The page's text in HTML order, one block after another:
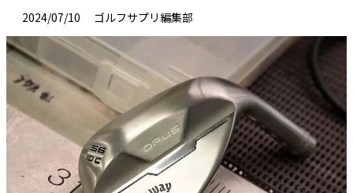
2024/07/10 ゴルフサプリ編集部